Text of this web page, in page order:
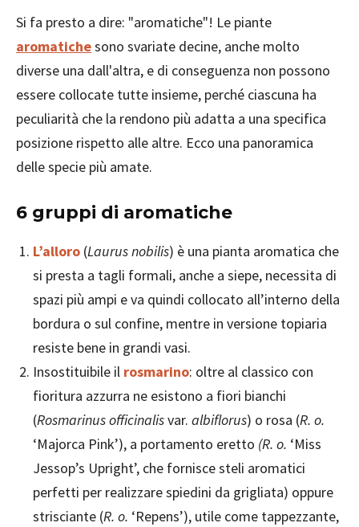
Si fa presto a dire: "aromatiche"! Le piante
aromatichesono svariate decine, anche molto
diverse una dall'altra, e di conseguenza non possono
essere collocate tutte insieme, perché ciascuna ha
peculiarità che la rendono più adatta a una specifica
posizione rispetto alle altre. Ecco una panoramica
delle specie più amate.
6 gruppi di aromatiche
L’alloro (Laurus nobilis) è una pianta aromatica che
si presta a tagli formali, anche a siepe, necessita di
spazi più ampi e va quindi collocato all’interno della
bordura o sul confine, mentre in versione topiaria
resiste bene in grandi vasi.
Insostituibile il rosmarino: oltre al classico con
fioritura azzurra ne esistono a fiori bianchi
(Rosmarinus officinalisvar. albiflorus) o rosa (R. o.
‘Majorca Pink’), a portamento eretto (R. o. ‘Miss
Jessop’s Upright’, che fornisce steli aromatici
perfetti per realizzare spiedini da grigliata) oppure
strisciante (R. o. ‘Repens’), utile come tappezzante,